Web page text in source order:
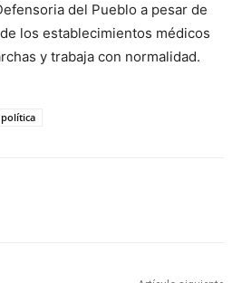
del Pueblo a pesar de
los establecimientos médicos
y trabaja con normalidad.
política